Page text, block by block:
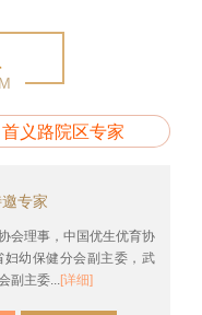
首义路院区专家
专家
会理事，中国优生优育协
妇幼保健分会副主委，武
副主委... [详细]